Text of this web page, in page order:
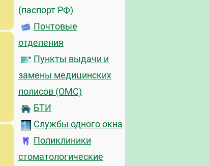
(паспорт РФ)
Почтовые
отделения
Пункты выдачи и
замены медицинских
полисов (ОМС)
БТИ
Службы одного окна
Поликлиники
стоматологические